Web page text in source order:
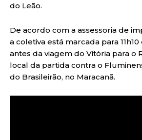
do Leão.
De acordo com a assessoria de
a coletiva está marcada para
antes da viagem do Vitória para o
local da partida contra o
do Brasileirão, no Maracanã.